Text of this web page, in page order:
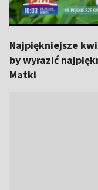
Najpiękniejsze
by wyrazić
Matki